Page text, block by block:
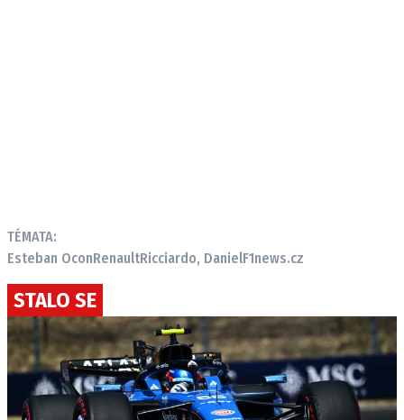
TÉMATA:
Esteban OconRenaultRicciardo, DanielF1news.cz
STALO SE